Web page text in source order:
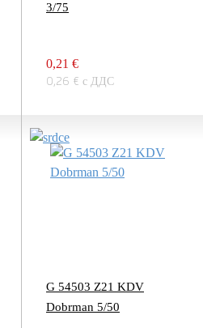
3/75
0,21 €
0,26 € с ДДС
G 54503 Z21 KDV
Dobrman 5/50